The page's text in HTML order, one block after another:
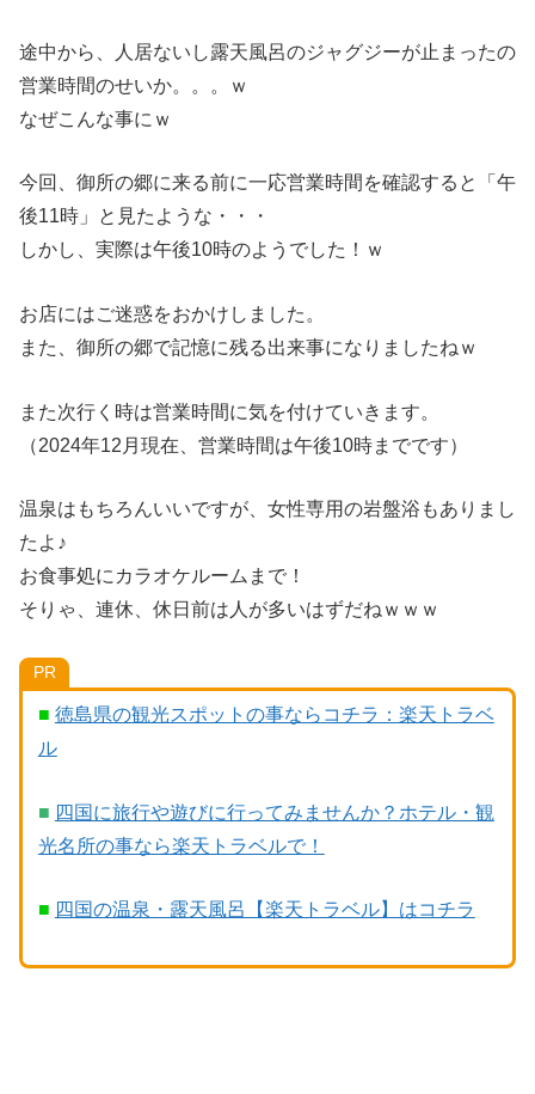
途中から、人居ないし露天風呂のジャグジーが止まったの
営業時間のせいか。。。ｗ
なぜこんな事にｗ
今回、御所の郷に来る前に一応営業時間を確認すると「午
後11時」と見たような・・・
しかし、実際は午後10時のようでした！ｗ
お店にはご迷惑をおかけしました。
また、御所の郷で記憶に残る出来事になりましたねｗ
また次行く時は営業時間に気を付けていきます。
（2024年12月現在、営業時間は午後10時までです）
温泉はもちろんいいですが、女性専用の岩盤浴もありまし
たよ♪
お食事処にカラオケルームまで！
そりゃ、連休、休日前は人が多いはずだねｗｗｗ
PR
■ 徳島県の観光スポットの事ならコチラ：楽天トラベ
ル
■ 四国に旅行や遊びに行ってみませんか？ホテル・観
光名所の事なら楽天トラベルで！
■ 四国の温泉・露天風呂【楽天トラベル】はコチラ